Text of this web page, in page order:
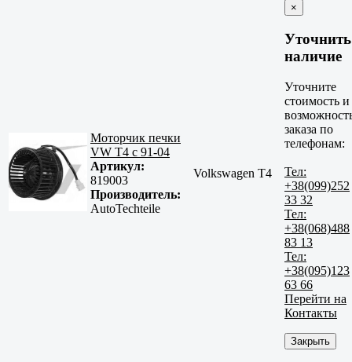
Моторчик печки
VW T4 с 91-04
Артикул:
819003
Производитель:
AutoTechteile
Volkswagen T4
×
Уточнить
наличие
Уточните
стоимость и
заказа по
телефонам:
Тел:
+38(099)252
33 32
Тел:
+38(068)488
83 13
Тел:
+38(095)123
63 66
Перейти на
Контакты
Закрыть